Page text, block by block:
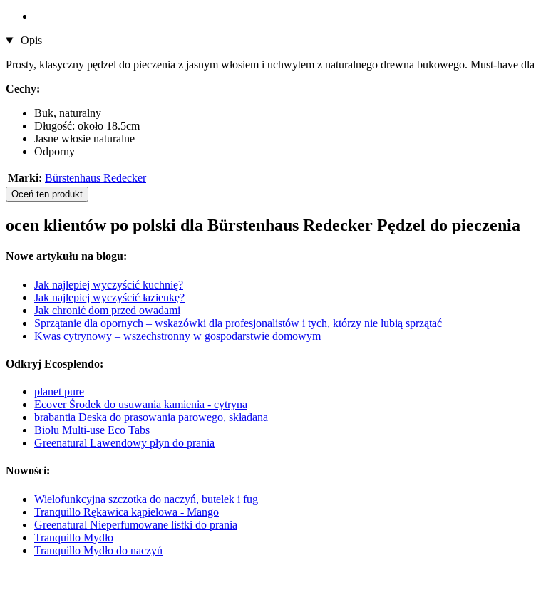
Opis
Prosty, klasyczny pędzel do pieczenia z jasnym włosiem i uchwytem z naturalnego drewna bukowego. Must-have
Cechy:
Buk, naturalny
Długość: około 18.5cm
Jasne włosie naturalne
Odporny
Marki: Bürstenhaus Redecker
Oceń ten produkt
ocen klientów po polski dla Bürstenhaus Redecker Pędzel do pieczenia
Nowe artykułu na blogu:
Jak najlepiej wyczyścić kuchnię?
Jak najlepiej wyczyścić łazienkę?
Jak chronić dom przed owadami
Sprzątanie dla opornych – wskazówki dla profesjonalistów i tych, którzy nie lubią sprzątać
Kwas cytrynowy – wszechstronny w gospodarstwie domowym
Odkryj Ecosplendo:
planet pure
Ecover Środek do usuwania kamienia - cytryna
brabantia Deska do prasowania parowego, składana
Biolu Multi-use Eco Tabs
Greenatural Lawendowy płyn do prania
Nowości:
Wielofunkcyjna szczotka do naczyń, butelek i fug
Tranquillo Rękawica kąpielowa - Mango
Greenatural Nieperfumowane listki do prania
Tranquillo Mydło
Tranquillo Mydło do naczyń